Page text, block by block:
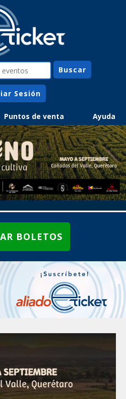
Sesión
Puntos de venta Ayuda
BOLETOS